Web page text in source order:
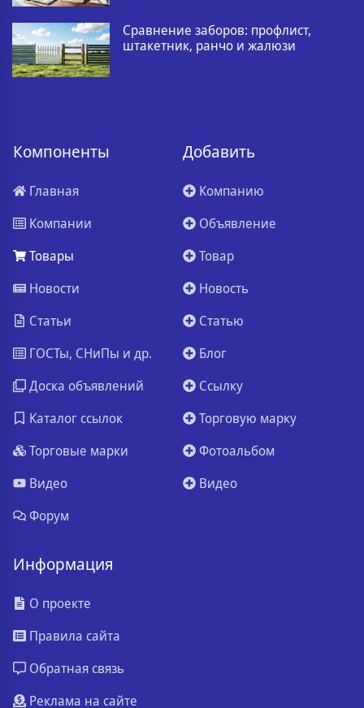
Сравнение заборов: профлист,
штакетник, ранчо и жалюзи
Компоненты
Главная
Компании
Товары
Новости
Статьи
ГОСТы, СНиПы и др.
Доска объявлений
Каталог ссылок
Торговые марки
Видео
Форум
Добавить
Компанию
Объявление
Товар
Новость
Статью
Блог
Ссылку
Торговую марку
Фотоальбом
Видео
Информация
О проекте
Правила сайта
Обратная связь
Реклама на сайте